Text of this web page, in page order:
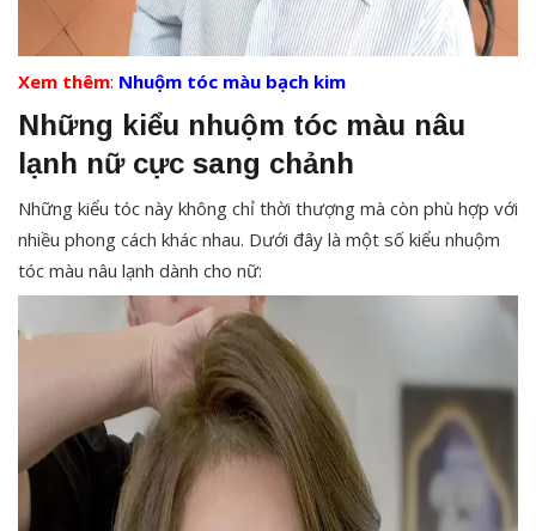
Xem thêm: Nhuộm tóc màu bạch kim
Những kiểu nhuộm tóc màu nâu
lạnh nữ cực sang chảnh
Những kiểu tóc này không chỉ thời thượng mà còn phù hợp với
nhiều phong cách khác nhau. Dưới đây là một số kiểu nhuộm
tóc màu nâu lạnh dành cho nữ: